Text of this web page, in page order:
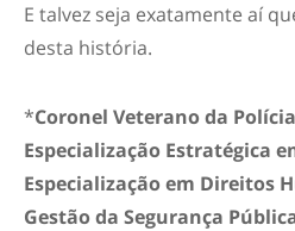
E talvez seja exatamente aí
desta história.
*Coronel Veterano da
Especialização Estratégica
Especialização em Direitos
Gestão da Segurança